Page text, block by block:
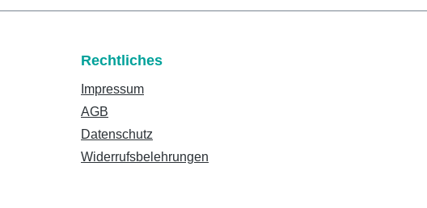
Rechtliches
Impressum
AGB
Datenschutz
Widerrufsbelehrungen